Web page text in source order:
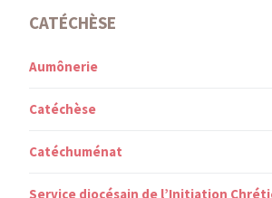
CATÉCHÈSE
Aumônerie
Catéchèse
Catéchuménat
Service diocésain de l’Initiation